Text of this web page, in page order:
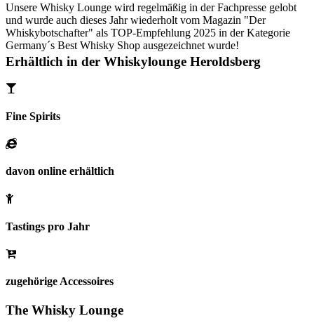
Unsere Whisky Lounge wird regelmäßig in der Fachpresse gelobt
und wurde auch dieses Jahr wiederholt vom Magazin "Der
Whiskybotschafter" als TOP-Empfehlung 2025 in der Kategorie
Germany´s Best Whisky Shop ausgezeichnet wurde!
Erhältlich in der Whiskylounge Heroldsberg
Fine Spirits
davon online erhältlich
Tastings pro Jahr
zugehörige Accessoires
The Whisky Lounge